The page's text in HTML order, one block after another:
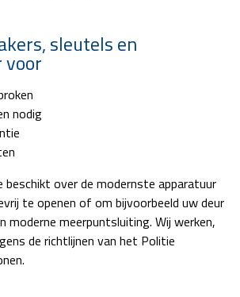
sleutels en
voor
nodig
beschikt over de modernste apparatuur
te openen of om bijvoorbeeld uw deur
moderne meerpuntsluiting. Wij werken,
de richtlijnen van het Politie